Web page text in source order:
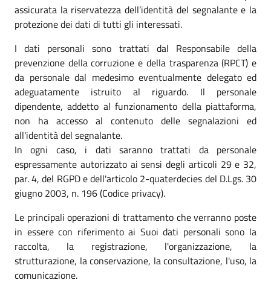
assicurata la riservatezza dell’identità del segnalante e la
protezione dei dati di tutti gli interessati.
I dati personali sono trattati dal Responsabile della
prevenzione della corruzione e della trasparenza (RPCT) e
da personale dal medesimo eventualmente delegato ed
adeguatamente istruito al riguardo. Il personale
dipendente, addetto al funzionamento della piattaforma,
non ha accesso al contenuto delle segnalazioni ed
all'identità del segnalante.
In ogni caso, i dati saranno trattati da personale
espressamente autorizzato ai sensi degli articoli 29 e 32,
par. 4, del RGPD e dell'articolo 2-quaterdecies del D.Lgs. 30
giugno 2003, n. 196 (Codice privacy).
Le principali operazioni di trattamento che verranno poste
in essere con riferimento ai Suoi dati personali sono la
raccolta, la registrazione, l'organizzazione, la
strutturazione, la conservazione, la consultazione, l'uso, la
comunicazione.